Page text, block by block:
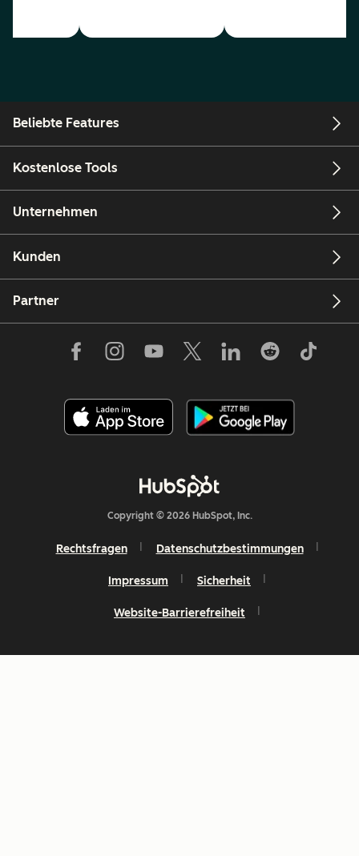
Beliebte Features
Kostenlose Tools
Unternehmen
Kunden
Partner
Copyright © 2026 HubSpot, Inc.
Rechtsfragen Datenschutzbestimmungen
Impressum Sicherheit
Website-Barrierefreiheit